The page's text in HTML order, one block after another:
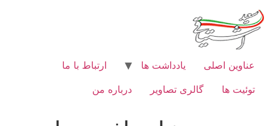
پرش
به
محتوا
عناوین اصلی یادداشت ها
ارتباط با ما
توئیت ها
گالری تصاویر درباره من